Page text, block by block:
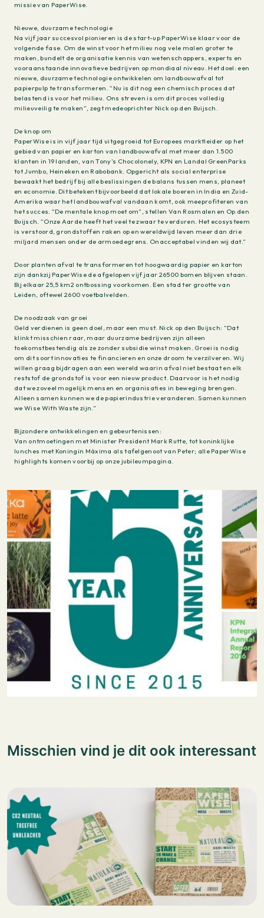
missie van PaperWise.
Nieuwe, duurzame technologie
Na vijf jaar succesvol pionieren is de start-up PaperWise klaar voor de
volgende fase. Om de winst voor het milieu nog vele malen groter te
maken, bundelt de organisatie kennis van wetenschappers, experts en
vooraanstaande innovatieve bedrijven op mondiaal niveau. Het doel: een
nieuwe, duurzame technologie ontwikkelen om landbouwafval tot
papierpulp te transformeren. “Nu is dit nog een chemisch proces dat
belastend is voor het milieu. Ons streven is om dit proces volledig
milieuveilig te maken”, zegt medeoprichter Nick op den Buijsch.
De knop om
PaperWise is in vijf jaar tijd uitgegroeid tot Europees marktleider op het
gebied van papier en karton van landbouwafval met meer dan 1.500
klanten in 19 landen, van Tony’s Chocolonely, KPN en Landal GreenParks
tot Jumbo, Heineken en Rabobank. Opgericht als social enterprise
bewaakt het bedrijf bij alle beslissingen de balans tussen mens, planeet
en economie. Dit betekent bijvoorbeeld dat lokale boeren in India en Zuid-
Amerika waar het landbouwafval vandaan komt, ook meeprofiteren van
het succes. “De mentale knop moet om”, stellen Van Rosmalen en Op den
Buijsch. “Onze Aarde heeft het veel te zwaar te verduren. Het ecosysteem
is verstoord, grondstoffen raken op en wereldwijd leven meer dan drie
miljard mensen onder de armoedegrens. Onacceptabel vinden wij dat.”
Door planten afval te transformeren tot hoogwaardig papier en karton
zijn dankzij PaperWise de afgelopen vijf jaar 26500 bomen blijven staan.
Bij elkaar 25,5 km2 ontbossing voorkomen. Een stad ter grootte van
Leiden, oftewel 2600 voetbalvelden.
De noodzaak van groei
Geld verdienen is geen doel, maar een must. Nick op den Buijsch: “Dat
klinkt misschien raar, maar duurzame bedrijven zijn alleen
toekomstbestendig als ze zonder subsidie winst maken. Groei is nodig
om dit soort innovaties te financieren en onze droom te verzilveren. Wij
willen graag bijdragen aan een wereld waarin afval niet bestaat en elk
reststof de grondstof is voor een nieuw product. Daarvoor is het nodig
dat we zoveel mogelijk mensen en organisaties in beweging brengen.
Alleen samen kunnen we de papierindustrie veranderen. Samen kunnen
we Wise With Waste zijn.”
Bijzondere ontwikkelingen en gebeurtenissen:
Van ontmoetingen met Minister President Mark Rutte, tot koninklijke
lunches met Koningin Máxima als tafelgenoot van Peter; alle PaperWise
highlights komen voorbij op onze jubileumpagina.
Misschien vind je dit ook interessant